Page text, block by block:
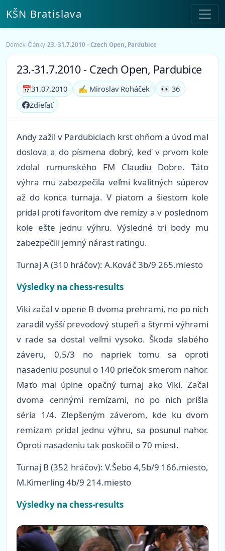
KŠN Bratislava
Domov›Články›23.-31.7.2010 - Czech Open, Pardubice
23.-31.7.2010 - Czech Open, Pardubice
📅31.07.2010 ✍️ Miroslav Roháček
👀 36
Zdieľať
Andy zažil v Pardubiciach krst ohňom a úvod mal
doslova a do písmena dobrý, keď v prvom kole
zdolal rumunského FM Claudiu Dobre. Táto
výhra mu zabezpečila veľmi kvalitných súperov
až do konca turnaja. V piatom a šiestom kole
pridal proti favoritom dve remízy a v poslednom
kole ešte jednu výhru. Výsledné tri body mu
zabezpečili jemný nárast ratingu.
Turnaj A (310 hráčov): A.Kováč 3b/9 265.miesto
Výsledky na chess-results
Viki začal v opene B dvoma prehrami, no po nich
zaradil vyšší prevodový stupeň a štyrmi výhrami
v rade sa dostal veľmi vysoko. Škoda slabého
záveru, 0,5/3 no napriek tomu sa oproti
nasadeniu posunul o 140 priečok smerom nahor.
Maťo mal úplne opačný turnaj ako Viki. Začal
dvoma cennými remízami, no po nich prišla
séria 1/4. Zlepšeným záverom, kde ku dvom
remízam pridal jednu výhru, sa posunul nahor.
Oproti nasadeniu tak poskočil o 70 miest.
Turnaj B (352 hráčov): V.Šebo 4,5b/9 166.miesto,
M.Kimerling 4b/9 214.miesto
Výsledky na chess-results